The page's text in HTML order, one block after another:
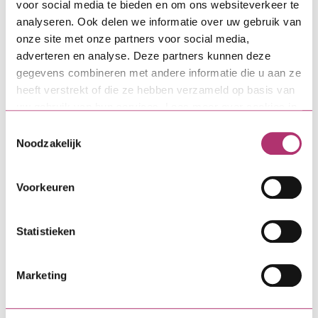
voor social media te bieden en om ons websiteverkeer te
analyseren. Ook delen we informatie over uw gebruik van
onze site met onze partners voor social media,
adverteren en analyse. Deze partners kunnen deze
gegevens combineren met andere informatie die u aan ze
heeft verstrekt of die ze hebben verzameld op basis van
Noodzakelijk
Voorkeuren
Statistieken
Marketing
indien gewenst- persoonlijke begeleiding krijgen en
wordt gewerkt met een toegankelijk
aanvraagproces. Gielen: “We zien dat het proces
binnen VvE's regelmatig stroef verloopt, waardoor
allerlei mooie plannen en initiatieven de eindstreep
niet halen. Door het proces goed in te richten, wordt
(achterstallig) onderhoud vaker tot een goed einde